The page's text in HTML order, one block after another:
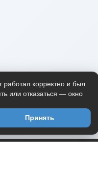
корректно и был
или отказаться — окно
Принять